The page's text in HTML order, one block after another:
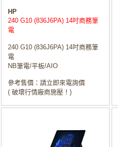
HP
240 G10 (836J6PA) 14吋商務筆
電
240 G10 (836J6PA) 14吋商務筆
電
NB筆電/平板/AIO
參考售價：請立即來電詢價
( 破壞行情廠商施壓！)